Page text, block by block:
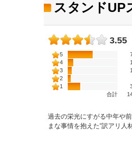
スタンドUP
3.55
5
4
3
2
1
合計
過去の栄光にすがる中年や
まな事情を抱えた“訳アリ人